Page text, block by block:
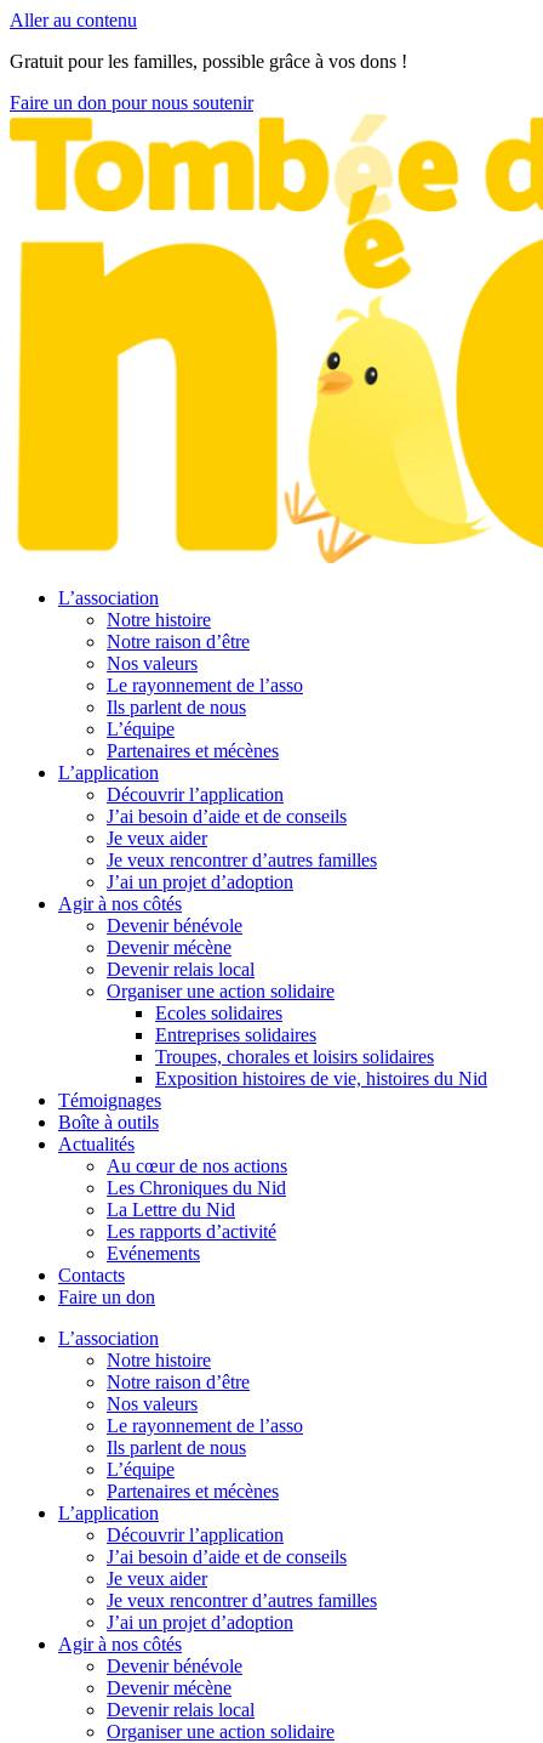
Aller au contenu
Gratuit pour les familles, possible grâce à vos dons !
Faire un don pour nous soutenir
L’association
Notre histoire
Notre raison d’être
Nos valeurs
Le rayonnement de l’asso
Ils parlent de nous
L’équipe
Partenaires et mécènes
L’application
Découvrir l’application
J’ai besoin d’aide et de conseils
Je veux aider
Je veux rencontrer d’autres familles
J’ai un projet d’adoption
Agir à nos côtés
Devenir bénévole
Devenir mécène
Devenir relais local
Organiser une action solidaire
Ecoles solidaires
Entreprises solidaires
Troupes, chorales et loisirs solidaires
Exposition histoires de vie, histoires du Nid
Témoignages
Boîte à outils
Actualités
Au cœur de nos actions
Les Chroniques du Nid
La Lettre du Nid
Les rapports d’activité
Evénements
Contacts
Faire un don
L’association
Notre histoire
Notre raison d’être
Nos valeurs
Le rayonnement de l’asso
Ils parlent de nous
L’équipe
Partenaires et mécènes
L’application
Découvrir l’application
J’ai besoin d’aide et de conseils
Je veux aider
Je veux rencontrer d’autres familles
J’ai un projet d’adoption
Agir à nos côtés
Devenir bénévole
Devenir mécène
Devenir relais local
Organiser une action solidaire